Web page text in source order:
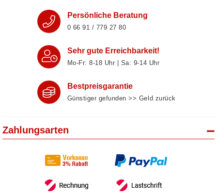
Persönliche Beratung
0 66 91 / 779 27 80
Sehr gute Erreichbarkeit!
Mo-Fr: 8‑18 Uhr | Sa: 9‑14 Uhr
Bestpreisgarantie
Günstiger gefunden >> Geld zurück
Zahlungsarten